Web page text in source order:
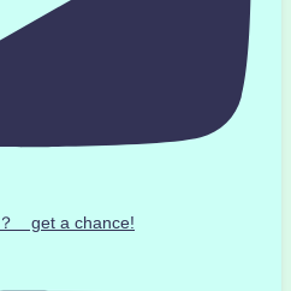
？ get a chance!